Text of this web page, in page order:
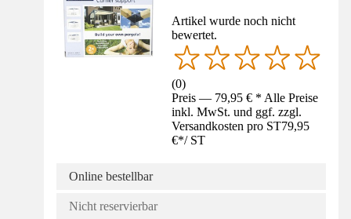
Artikel wurde noch nicht
bewertet.
(0)
Preis — 79,95 € * Alle Preise
inkl. MwSt. und ggf. zzgl.
Versandkosten pro ST79,95
€*/ ST
Online bestellbar
Nicht reservierbar